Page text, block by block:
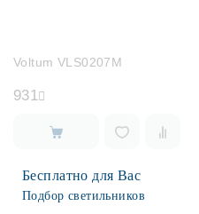
Voltum VLS0207M
931
Бесплатно для Вас
Подбор светильников